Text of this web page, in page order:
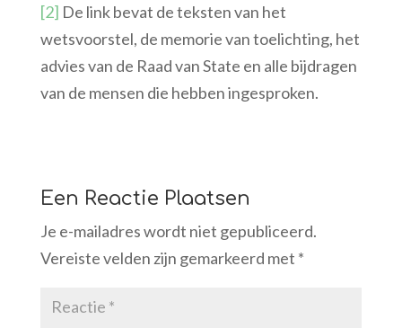
[2] De link bevat de teksten van het
wetsvoorstel, de memorie van toelichting, het
advies van de Raad van State en alle bijdragen
van de mensen die hebben ingesproken.
Een Reactie Plaatsen
Je e-mailadres wordt niet gepubliceerd.
Vereiste velden zijn gemarkeerd met *